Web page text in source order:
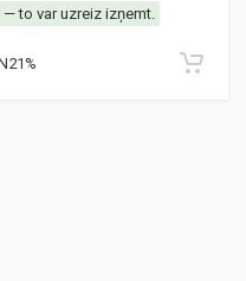
to var uzreiz izņemt.
21%